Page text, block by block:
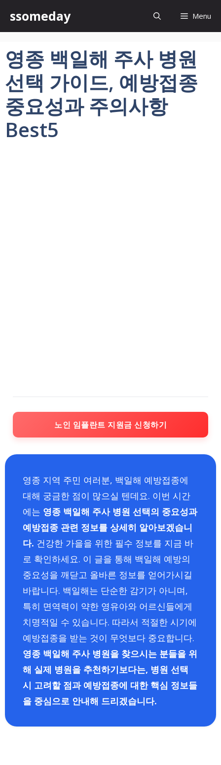
츠
건
ssomeday Menu
영종 백일해 주사 병원
선택 가이드, 예방접종
중요성과 주의사항
Best5
노인 임플란트 지원금 신청하기
영종 지역 주민 여러분, 백일해 예방접종에
대해 궁금한 점이 많으실 텐데요. 이번 시간
에는 영종 백일해 주사 병원 선택의 중요성과
예방접종 관련 정보를 상세히 알아보겠습니
다. 건강한 가을을 위한 필수 정보를 지금 바
로 확인하세요. 이 글을 통해 백일해 예방의
중요성을 깨닫고 올바른 정보를 얻어가시길
바랍니다. 백일해는 단순한 감기가 아니며,
특히 면역력이 약한 영유아와 어르신들에게
치명적일 수 있습니다. 따라서 적절한 시기에
예방접종을 받는 것이 무엇보다 중요합니다.
영종 백일해 주사 병원을 찾으시는 분들을 위
해 실제 병원을 추천하기보다는, 병원 선택
시 고려할 점과 예방접종에 대한 핵심 정보들
을 중심으로 안내해 드리겠습니다.